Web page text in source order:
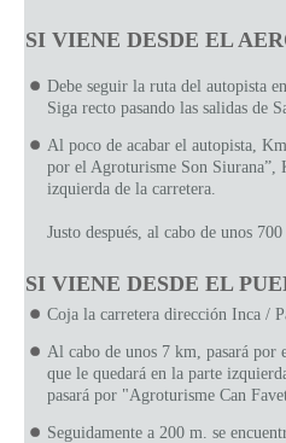
SI VIENE DESDE EL
Debe seguir la ruta del autopista
Siga recto pasando las salidas de
Al poco de acabar el autopista,
por el Agroturisme Son Siurana”,
izquierda de la carretera.
Justo después, al cabo de unos
SI VIENE DESDE EL
Coja la carretera dirección Inca /
Al cabo de unos 7 km, pasará
que le quedará en la parte
pasará por "Agroturisme Can
Seguidamente a 200 m. se